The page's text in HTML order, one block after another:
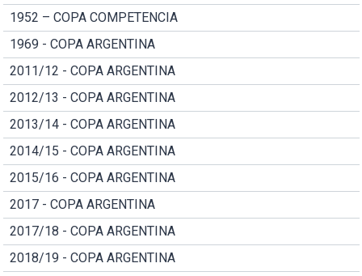
1952 – COPA COMPETENCIA
1969 - COPA ARGENTINA
2011/12 - COPA ARGENTINA
2012/13 - COPA ARGENTINA
2013/14 - COPA ARGENTINA
2014/15 - COPA ARGENTINA
2015/16 - COPA ARGENTINA
2017 - COPA ARGENTINA
2017/18 - COPA ARGENTINA
2018/19 - COPA ARGENTINA